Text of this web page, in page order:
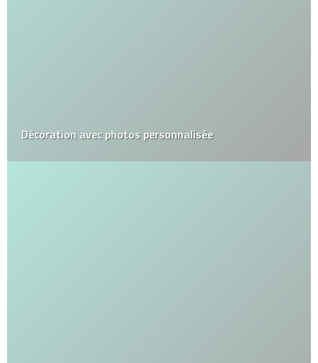
Décoration avec photos personnalisée